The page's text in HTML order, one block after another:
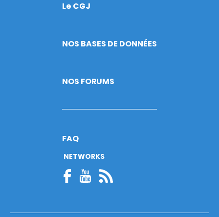
Footer
Le CGJ
NOS BASES DE DONNÉES
NOS FORUMS
FAQ
NETWORKS